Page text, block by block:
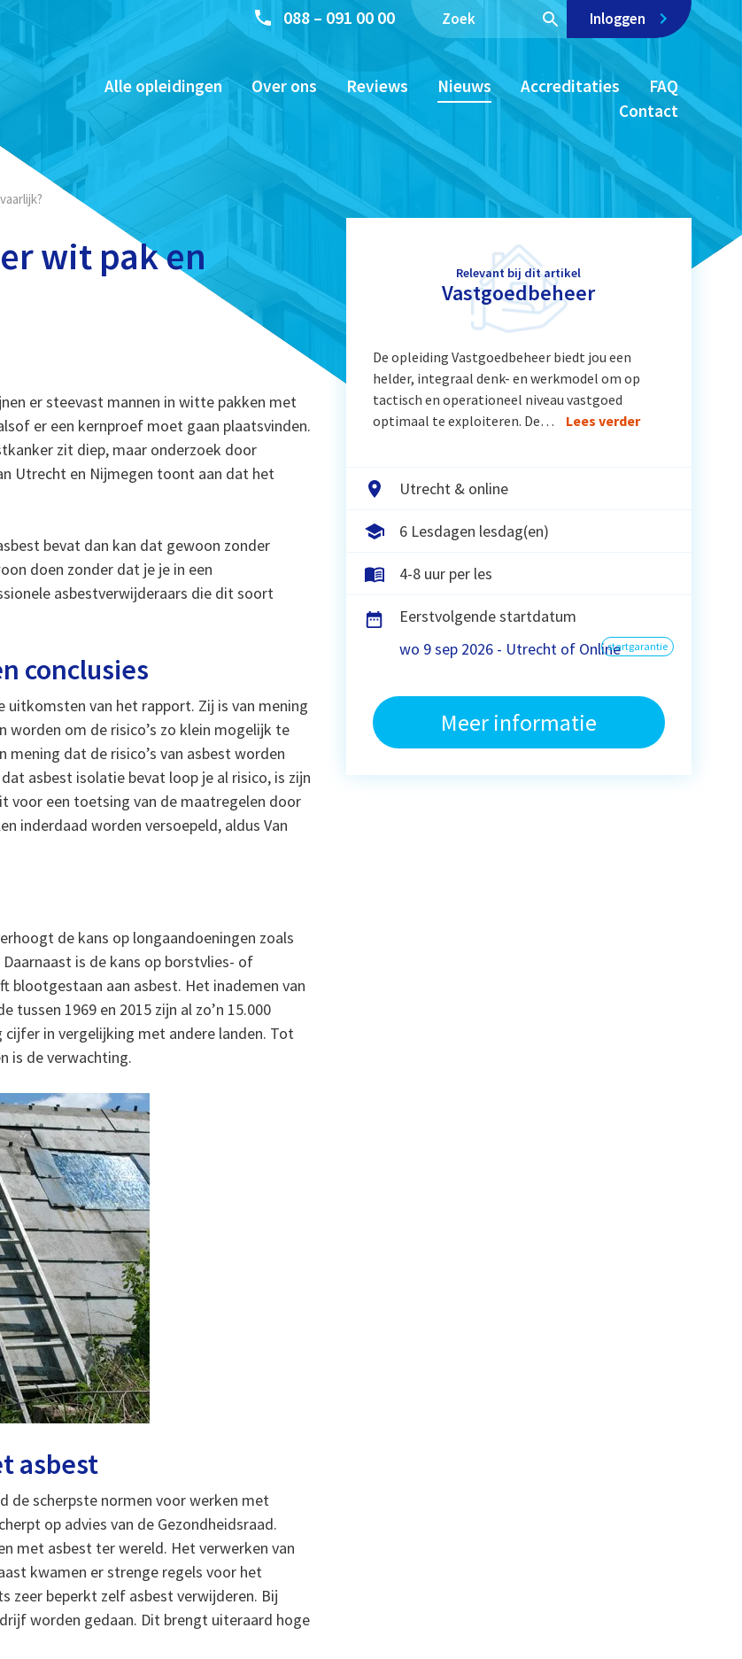
088 – 091 00 00 Inloggen
Alle opleidingen Over ons Reviews Nieuws Accreditaties
FAQ
Contact
wit pak en
er steevast mannen in witte pakken met
er een kernproef moet gaan plaatsvinden.
zit diep, maar onderzoek door
Utrecht en Nijmegen toont aan dat het
bevat dan kan dat gewoon zonder
doen zonder dat je je in een
asbestverwijderaars die dit soort
conclusies
uitkomsten van het rapport. Zij is van mening
om de risico’s zo klein mogelijk te
dat de risico’s van asbest worden
asbest isolatie bevat loop je al risico, is zijn
voor een toetsing van de maatregelen door
inderdaad worden versoepeld, aldus Van
de kans op longaandoeningen zoals
is de kans op borstvlies- of
blootgestaan aan asbest. Het inademen van
tussen 1969 en 2015 zijn al zo’n 15.000
in vergelijking met andere landen. Tot
is de verwachting.
asbest
de scherpste normen voor werken met
op advies van de Gezondheidsraad.
met asbest ter wereld. Het verwerken van
kwamen er strenge regels voor het
zeer beperkt zelf asbest verwijderen. Bij
worden gedaan. Dit brengt uiteraard hoge
Relevant bij dit artikel
Vastgoedbeheer
De opleiding Vastgoedbeheer biedt jou een
helder, integraal denk- en werkmodel om op
tactisch en operationeel niveau vastgoed
optimaal te exploiteren. De…
Lees verder
Utrecht & online
6 Lesdagen lesdag(en)
4-8 uur per les
Eerstvolgende startdatum
wo 9 sep 2026 - Utrecht of Onlinestartgarantie
Meer informatie